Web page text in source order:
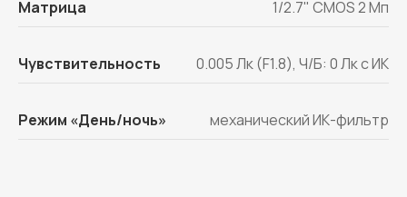
Матрица 1/2.7" CMOS 2 Мп
Чувствительность 0.005 Лк (F1.8), Ч/Б: 0 Лк с ИК
Режим «День/ночь» механический ИК-фильтр